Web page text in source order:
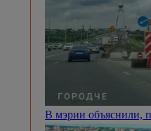
В мэрии объяснили,